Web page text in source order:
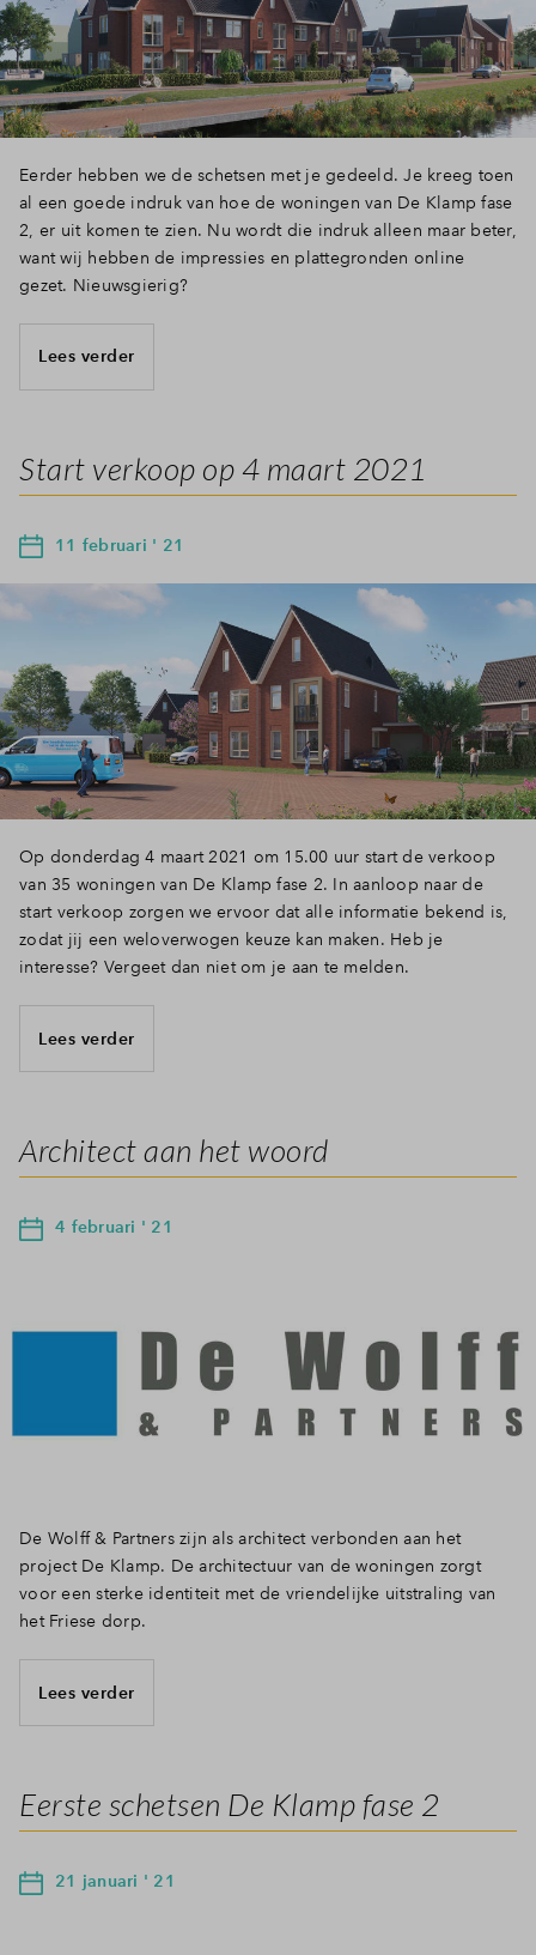
Eerder hebben we de schetsen met je gedeeld. Je kreeg toen
al een goede indruk van hoe de woningen van De Klamp fase
2, er uit komen te zien. Nu wordt die indruk alleen maar beter,
want wij hebben de impressies en plattegronden online
gezet. Nieuwsgierig?
Lees verder
Start verkoop op 4 maart 2021
11 februari ' 21
Op donderdag 4 maart 2021 om 15.00 uur start de verkoop
van 35 woningen van De Klamp fase 2. In aanloop naar de
start verkoop zorgen we ervoor dat alle informatie bekend is,
zodat jij een weloverwogen keuze kan maken. Heb je
interesse? Vergeet dan niet om je aan te melden.
Lees verder
Architect aan het woord
4 februari ' 21
De Wolff & Partners zijn als architect verbonden aan het
project De Klamp. De architectuur van de woningen zorgt
voor een sterke identiteit met de vriendelijke uitstraling van
het Friese dorp.
Lees verder
Eerste schetsen De Klamp fase 2
21 januari ' 21